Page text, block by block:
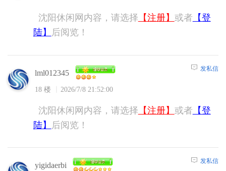
沈阳休闲网内容，请选择 【注册】 或者 【登
陆】
后阅览！
lml012345
18 楼 2026/7/8 21:52:00
发私信
沈阳休闲网内容，请选择 【注册】 或者 【登
陆】
后阅览！
yigidaerbi 发私信